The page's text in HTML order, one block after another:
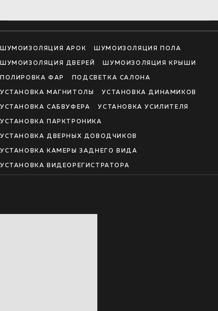
ШУМОИЗОЛЯЦИЯ АРОК ШУМОИЗОЛЯЦИЯ ПОЛА
ШУМОИЗОЛЯЦИЯ ДВЕРЕЙ ШУМОИЗОЛЯЦИЯ КРЫШИ
ПОЛИРОВКА ФАР ПОДСВЕТКА САЛОНА
УСТАНОВКА МАГНИТОЛЫ УСТАНОВКА ДИНАМИКОВ
УСТАНОВКА САБВУФЕРА УСТАНОВКА УСИЛИТЕЛЯ
УСТАНОВКА ПАРКТРОНИКА
УСТАНОВКА ДВЕРНЫХ ДОВОДЧИКОВ
УСТАНОВКА КАМЕРЫ ЗАДНЕГО ВИДА
УСТАНОВКА ВИДЕОРЕГИСТРАТОРА